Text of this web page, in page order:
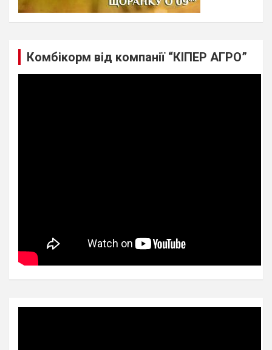
Комбікорм від компанії “КІПЕР АГРО”